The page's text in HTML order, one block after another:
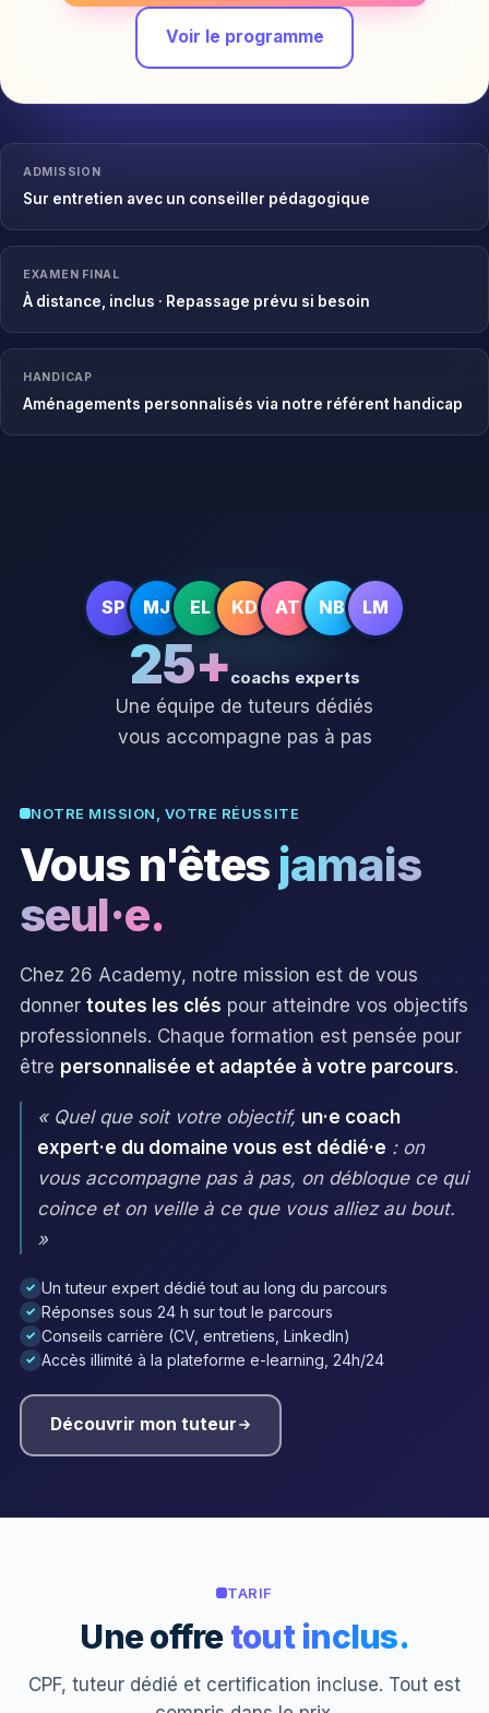
Voir le programme
ADMISSION
Sur entretien avec un conseiller pédagogique
EXAMEN FINAL
À distance, inclus · Repassage prévu si besoin
HANDICAP
Aménagements personnalisés via notre référent handicap
SP MJ EL KD AT NB LM
25+coachs experts
Une équipe de tuteurs dédiés
vous accompagne pas à pas
NOTRE MISSION, VOTRE RÉUSSITE
Vous n'êtesjamais
seul·e.
Chez 26 Academy, notre mission est de vous
donner toutes les clés pour atteindre vos objectifs
professionnels. Chaque formation est pensée pour
être personnalisée et adaptée à votre parcours.
« Quel que soit votre objectif, un·e coach
expert·e du domaine vous est dédié·e : on
vous accompagne pas à pas, on débloque ce qui
coince et on veille à ce que vous alliez au bout.
»
✓ Un tuteur expert dédié tout au long du parcours
✓ Réponses sous 24 h sur tout le parcours
✓ Conseils carrière (CV, entretiens, LinkedIn)
✓ Accès illimité à la plateforme e-learning, 24h/24
Découvrir mon tuteur
TARIF
Une offretout inclus.
CPF, tuteur dédié et certification incluse. Tout est